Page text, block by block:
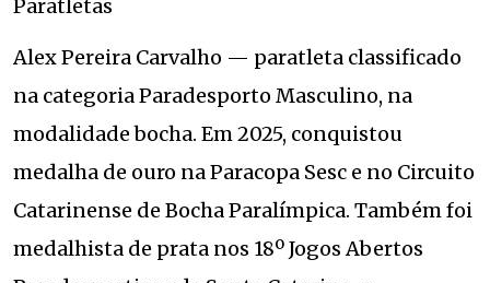
Paratletas
Alex Pereira Carvalho — paratleta classificado
na categoria Paradesporto Masculino, na
modalidade bocha. Em 2025, conquistou
medalha de ouro na Paracopa Sesc e no Circuito
Catarinense de Bocha Paralímpica. Também foi
medalhista de prata nos 18º Jogos Abertos